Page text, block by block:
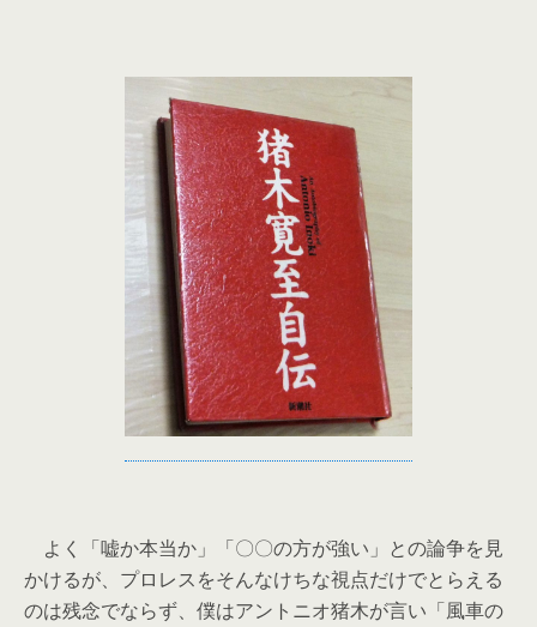
よく「嘘か本当か」「〇〇の方が強い」との論争を見
かけるが、プロレスをそんなけちな視点だけでとらえる
のは残念でならず、僕はアントニオ猪木が言い「風車の